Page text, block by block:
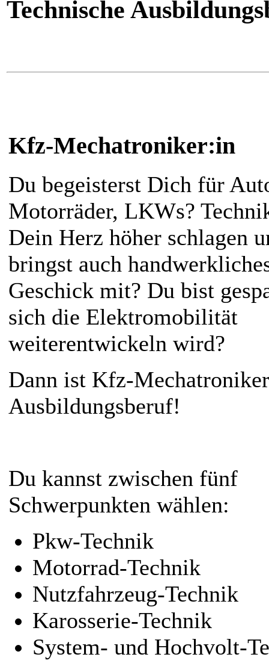
Technische
Kfz-Mechatroniker:in
Du begeisterst Dich für
Motorräder, LKWs?
Dein Herz höher schlagen
bringst auch
Geschick mit? Du bist
sich die Elektromobilität
weiterentwickeln wird?
Dann ist Kfz-
Ausbildungsberuf!
Du kannst zwischen fünf
Schwerpunkten wählen:
Pkw-Technik
Motorrad-Technik
Nutzfahrzeug-Technik
Karosserie-Technik
System- und Hochvolt-